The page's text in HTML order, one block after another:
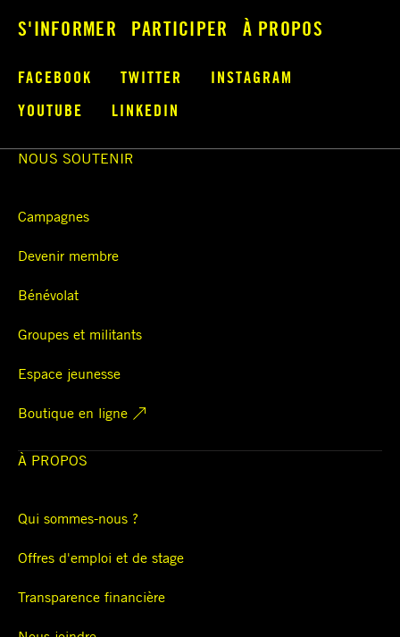
NAVIGATION PRINCIPALE
S'INFORMER PARTICIPER À PROPOS
RÉSEAUX SOCIAUX MOBILE
FACEBOOK TWITTER
INSTAGRAM
YOUTUBE
LINKEDIN
NOUS SOUTENIR
Campagnes
Devenir membre
Bénévolat
Groupes et militants
Espace jeunesse
Boutique en ligne
À PROPOS
Qui sommes-nous ?
Offres d'emploi et de stage
Transparence financière
PIED DE PAGE